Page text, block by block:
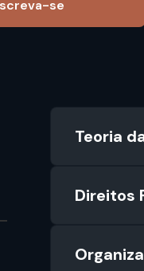
se
Teoria
Direitos